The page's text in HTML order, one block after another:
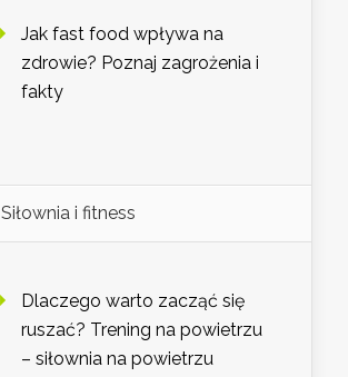
Jak fast food wpływa na
zdrowie? Poznaj zagrożenia i
fakty
Siłownia i fitness
Dlaczego warto zacząć się
ruszać? Trening na powietrzu
– siłownia na powietrzu